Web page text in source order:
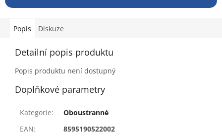
Popis Diskuze
Detailní popis produktu
Popis produktu není dostupný
Doplňkové parametry
Kategorie:
Oboustranné
EAN: 8595190522002